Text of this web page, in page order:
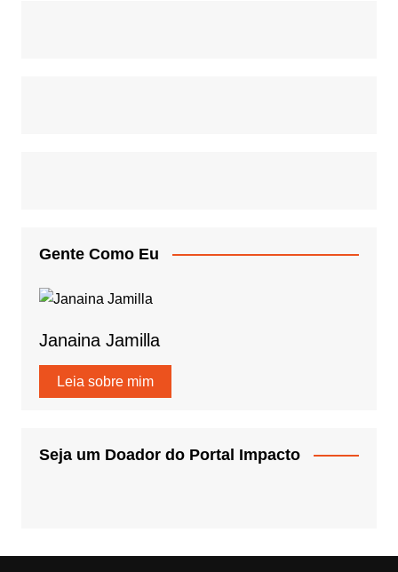
Gente Como Eu
Janaina Jamilla
Leia sobre mim
Seja um Doador do Portal Impacto